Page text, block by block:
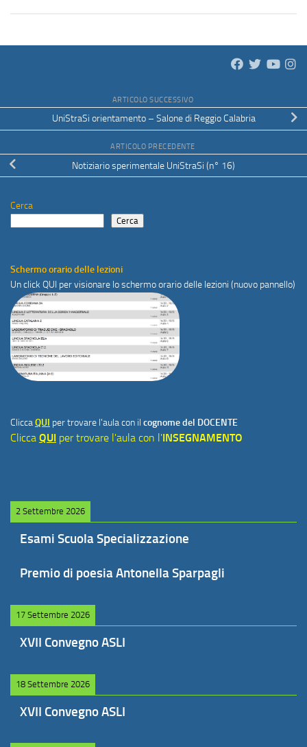
ARTICOLO SUCCESSIVO
UniStraSi orientamento – Salone di Reggio Calabria
ARTICOLO PRECEDENTE
Notiziario sperimentale UniStraSi (n° 16)
Cerca
Cerca
Schermo orario delle lezioni
Un click QUI per visionare lo schermo orario delle lezioni (nuovo pannello)
CliccaQUI per trovare l'aula con il cognome del DOCENTE
Clicca QUI per trovare l'aula con l'INSEGNAMENTO
2 Settembre 2026
Esami Scuola Specializzazione
Premio di poesia Antonella Sparpagli
17 Settembre 2026
XVII Convegno ASLI
18 Settembre 2026
XVII Convegno ASLI